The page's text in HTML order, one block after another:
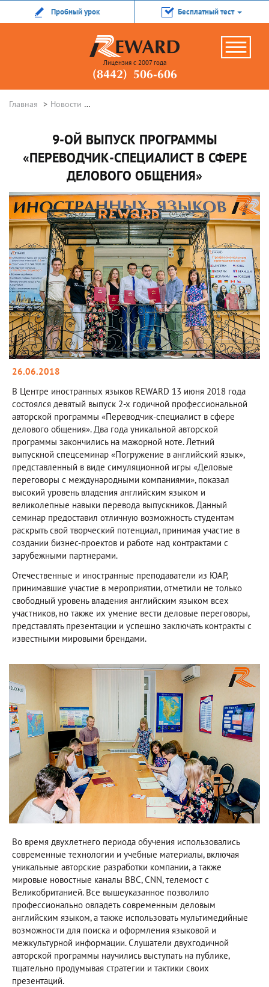
Пробный урок Бесплатный тест
Лицензия с 2007 года
(8442) 506-606
Главная Новости
9-ОЙ ВЫПУСК ПРОГРАММЫ
«ПЕРЕВОДЧИК-СПЕЦИАЛИСТ В СФЕРЕ
ДЕЛОВОГО ОБЩЕНИЯ»
26.06.2018
В Центре иностранных языков REWARD 13 июня 2018 года
состоялся девятый выпуск 2-х годичной профессиональной
авторской программы «Переводчик-специалист в сфере
делового общения». Два года уникальной авторской
программы закончились на мажорной ноте. Летний
выпускной спецсеминар «Погружение в английский язык»,
представленный в виде симуляционной игры «Деловые
переговоры с международными компаниями», показал
высокий уровень владения английским языком и
великолепные навыки перевода выпускников. Данный
семинар предоставил отличную возможность студентам
раскрыть свой творческий потенциал, принимая участие в
создании бизнес-проектов и работе над контрактами с
зарубежными партнерами.
Отечественные и иностранные преподаватели из ЮАР,
принимавшие участие в мероприятии, отметили не только
свободный уровень владения английским языком всех
участников, но также их умение вести деловые переговоры,
представлять презентации и успешно заключать контракты с
известными мировыми брендами.
Во время двухлетнего периода обучения использовались
современные технологии и учебные материалы, включая
уникальные авторские разработки компании, а также
мировые новостные каналы BBC, CNN, телемост с
Великобританией. Все вышеуказанное позволило
профессионально овладеть современным деловым
английским языком, а также использовать мультимедийные
возможности для поиска и оформления языковой и
межкультурной информации. Слушатели двухгодичной
авторской программы научились выступать на публике,
тщательно продумывая стратегии и тактики своих
презентаций.